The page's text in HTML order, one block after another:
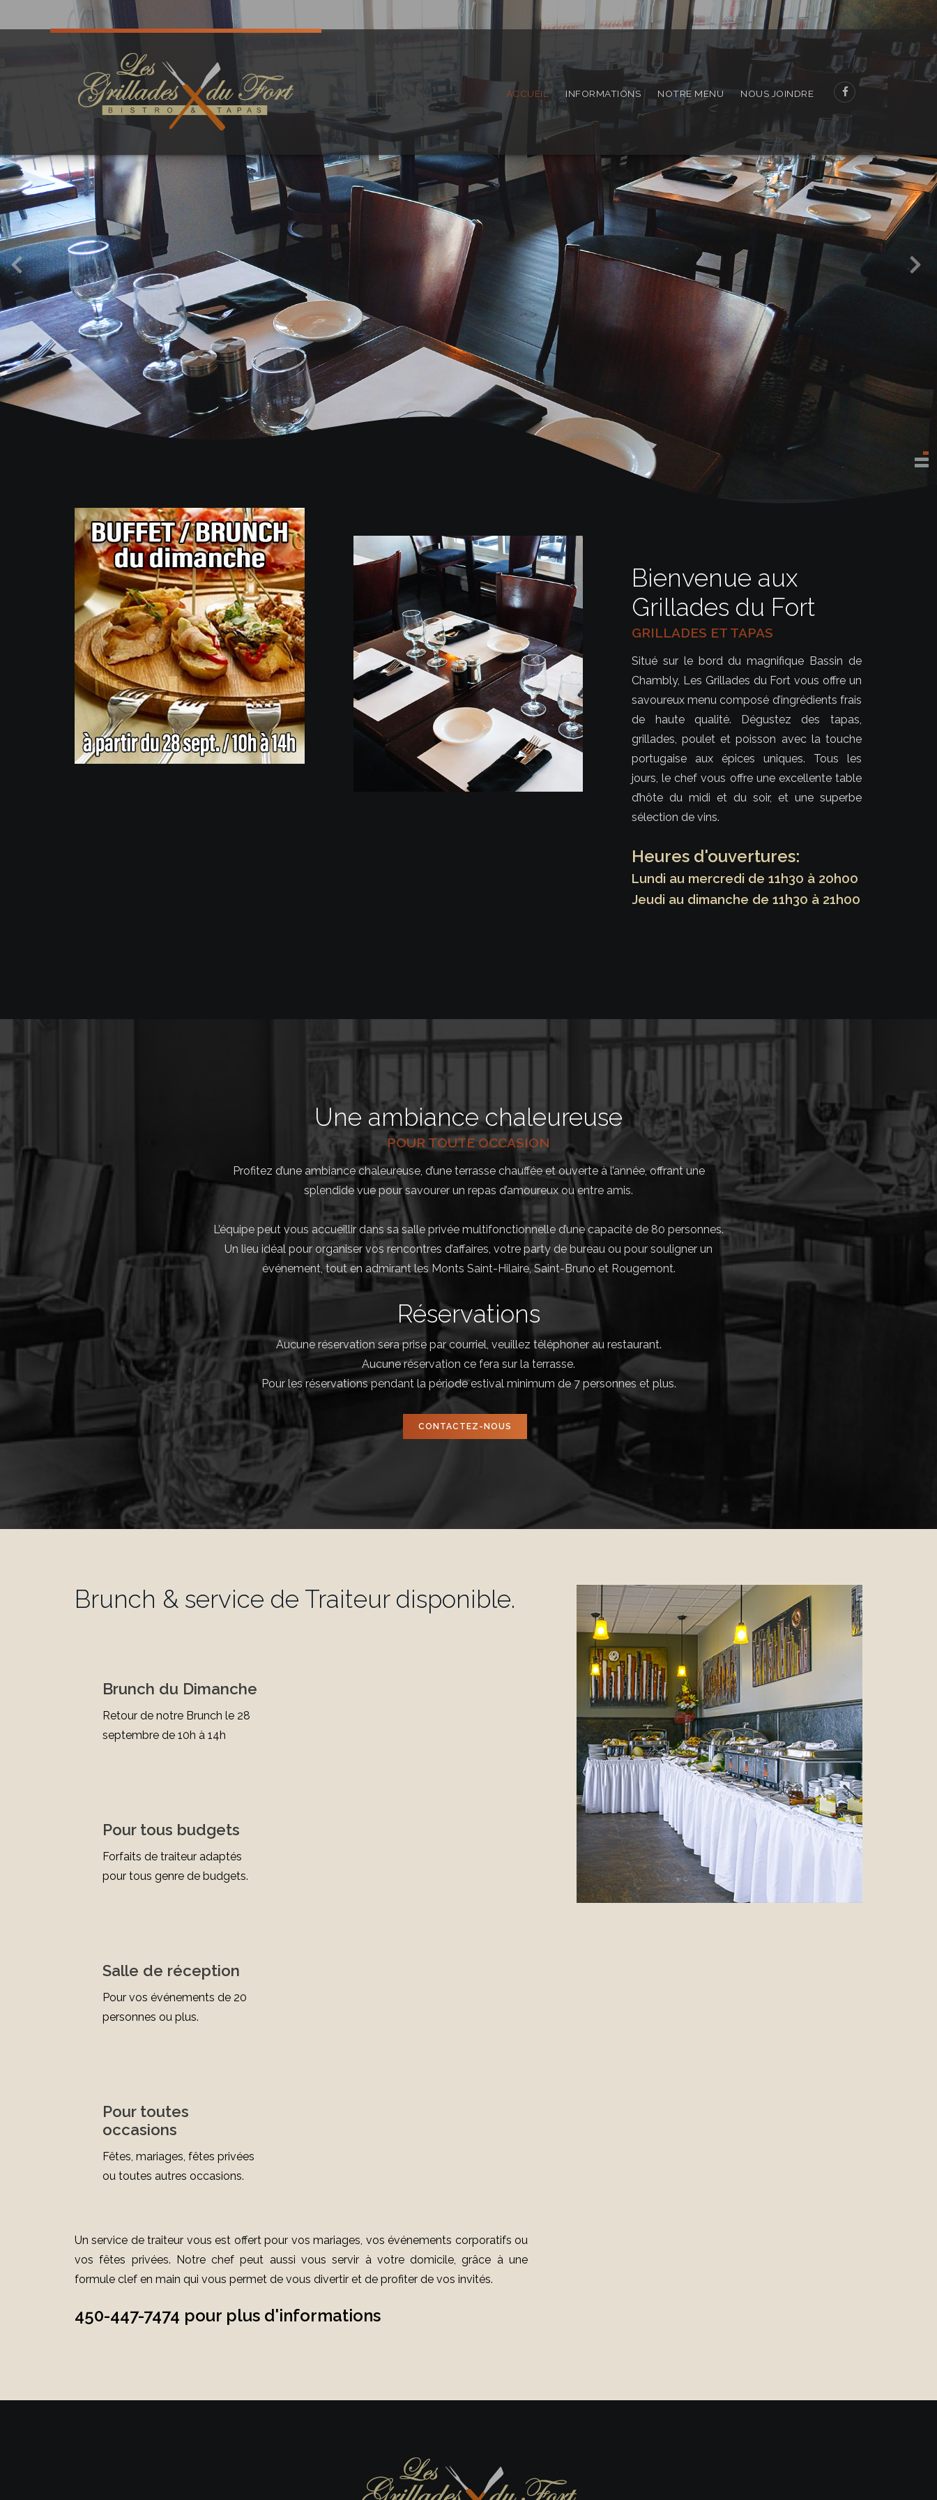
ACCUEIL INFORMATIONS NOTRE MENU NOUS JOINDRE
Bienvenue aux
Grillades du Fort
GRILLADES ET TAPAS
Situé sur le bord du magnifique Bassin de
Chambly, Les Grillades du Fort vous offre un
savoureux menu composé d’ingrédients frais
de haute qualité. Dégustez des tapas,
grillades, poulet et poisson avec la touche
portugaise aux épices uniques. Tous les
jours, le chef vous offre une excellente table
d’hôte du midi et du soir, et une superbe
sélection de vins.
Heures d'ouvertures:
Lundi au mercredi de 11h30 à 20h00
Jeudi au dimanche de 11h30 à 21h00
Une ambiance chaleureuse
POUR TOUTE OCCASION
Profitez d’une ambiance chaleureuse, d’une terrasse chauffée et ouverte à l’année, offrant une
splendide vue pour savourer un repas d’amoureux ou entre amis.
L’équipe peut vous accueillir dans sa salle privée multifonctionnelle d’une capacité de 80 personnes.
Un lieu idéal pour organiser vos rencontres d’affaires, votre party de bureau ou pour souligner un
événement, tout en admirant les Monts Saint-Hilaire, Saint-Bruno et Rougemont.
Réservations
Aucune réservation sera prise par courriel, veuillez téléphoner au restaurant.
Aucune réservation ce fera sur la terrasse.
Pour les réservations pendant la période estival minimum de 7 personnes et plus.
CONTACTEZ-NOUS
Brunch & service de Traiteur disponible.
Brunch du Dimanche
Retour de notre Brunch le 28
septembre de 10h à 14h
Pour tous budgets
Forfaits de traiteur adaptés
pour tous genre de budgets.
Salle de réception
Pour vos événements de 20
personnes ou plus.
Pour toutes
occasions
Fêtes, mariages, fêtes privées
ou toutes autres occasions.
Un service de traiteur vous est offert pour vos mariages, vos événements corporatifs ou
vos fêtes privées. Notre chef peut aussi vous servir à votre domicile, grâce à une
formule clef en main qui vous permet de vous divertir et de profiter de vos invités.
450-447-7474 pour plus d'informations